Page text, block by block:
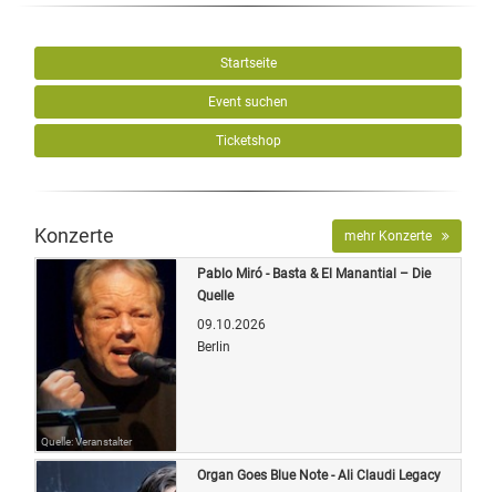
Startseite
Event suchen
Ticketshop
Konzerte mehr Konzerte
Quelle: Veranstalter
Pablo Miró - Basta & El Manantial – Die
Quelle
09.10.2026
Berlin
Organ Goes Blue Note - Ali Claudi Legacy